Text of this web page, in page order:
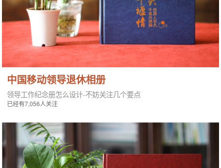
中国移动领导退休相册
领导工作纪念册怎么设计-不妨关注几个要点
已经有7,056人关注